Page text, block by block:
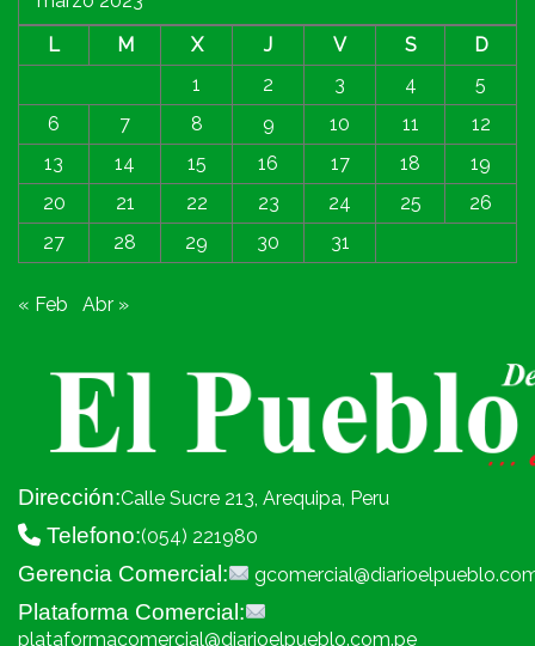
L
M X J V S
D
1
2 3 4
5
6
7 8 9 10 11
12
13
14 15 16 17 18
19
20
21 22 23 24 25
26
27
28 29 30 31
« Feb Abr »
Dirección:Calle Sucre 213, Arequipa, Peru
Telefono:(054) 221980
Gerencia Comercial:
Plataforma Comercial:
plataformacomercial@diarioelpueblo.com.pe